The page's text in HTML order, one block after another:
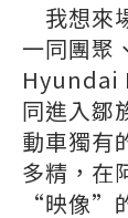
我想來
一同團聚
Hyundai
同進入鄒
動車獨有
多精，在
“映像”